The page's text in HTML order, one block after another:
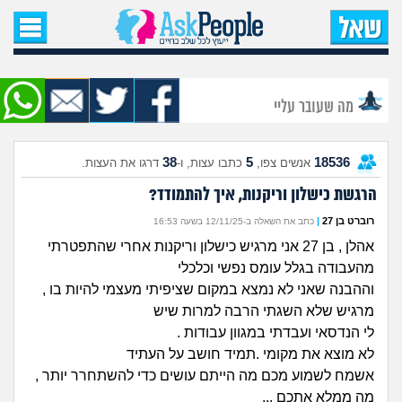
עמוד הבית
שאל שאלה
שאלות חדשות
שאלות שעוררו עניין
עצות חדשות
מה קורה כאן?
מתחם הטיפים
מדורים
מה שעובר עליי
18536 אנשים צפו, 5 כתבו עצות, ו-38 דרגו את העצות.
הרגשת כישלון וריקנות, איך להתמודד?
רוברט בן 27 | כתב את השאלה ב-12/11/25 בשעה 16:53
אהלן , בן 27 אני מרגיש כישלון וריקנות אחרי שהתפטרתי
מהעבודה בגלל עומס נפשי וכלכלי
וההבנה שאני לא נמצא במקום שציפיתי מעצמי להיות בו ,
מרגיש שלא השגתי הרבה למרות שיש
לי הנדסאי ועבדתי במגוון עבודות .
לא מוצא את מקומי .תמיד חושב על העתיד
אשמח לשמוע מכם מה הייתם עושים כדי להשתחרר יותר ,
מה ממלא אתכם ...